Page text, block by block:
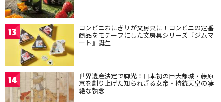
13 コンビニおにぎりが文房具に！コンビニの定番
商品をモチーフにした文房具シリーズ『ジムマ
ート』誕生
14 世界遺産決定で脚光！日本初の巨大都城・藤原
京を創り上げた知られざる女帝・持統天皇の凄
絶な執念